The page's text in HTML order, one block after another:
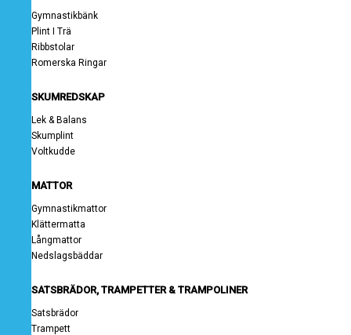
Gymnastikbänk
Plint I Trä
Ribbstolar
Romerska Ringar
SKUMREDSKAP
Lek & Balans
Skumplint
Voltkudde
MATTOR
Gymnastikmattor
Klättermatta
Långmattor
Nedslagsbäddar
SATSBRÄDOR, TRAMPETTER & TRAMPOLINER
Satsbrädor
Trampett